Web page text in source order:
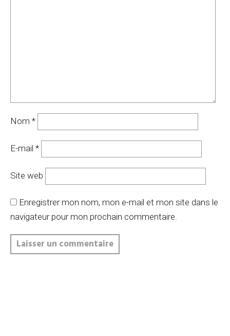
Nom *
E-mail *
Site web
Enregistrer mon nom, mon e-mail et mon site dans le
navigateur pour mon prochain commentaire.